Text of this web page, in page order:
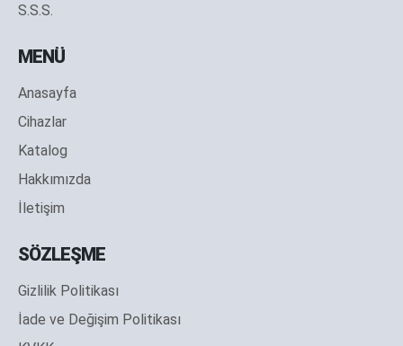
S.S.S.
MENÜ
Anasayfa
Cihazlar
Katalog
Hakkımızda
İletişim
SÖZLEŞME
Gizlilik Politikası
İade ve Değişim Politikası